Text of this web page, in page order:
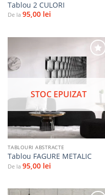
Tablou 2 CULORI
De la 95,00 lei
Adaugă
favorite
STOC EPUIZAT
TABLOURI ABSTRACTE
Tablou FAGURE METALIC
De la 95,00 lei